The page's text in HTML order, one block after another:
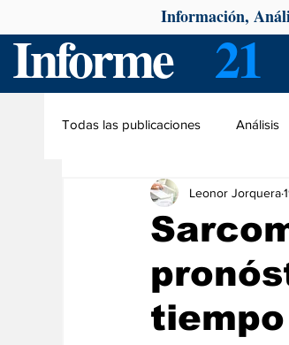
Informe 21
Información,
Todas las publicaciones Análisis
tiempo
Leonor Jorquera